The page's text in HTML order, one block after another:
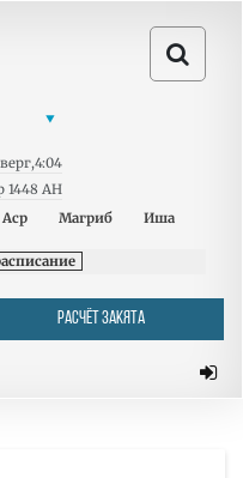
,4:04
1448 AH
Аср Магриб Иша
РАСЧЁТ ЗАКЯТА